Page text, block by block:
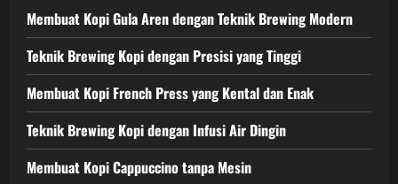
Membuat Kopi Gula Aren dengan Teknik Brewing Modern
Teknik Brewing Kopi dengan Presisi yang Tinggi
Membuat Kopi French Press yang Kental dan Enak
Teknik Brewing Kopi dengan Infusi Air Dingin
Membuat Kopi Cappuccino tanpa Mesin